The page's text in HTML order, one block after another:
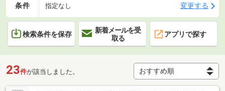
条件 指定なし 変更する
検索条件を保存
新着メールを受
取る
アプリで探す
23件が該当しました。